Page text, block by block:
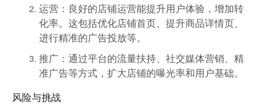
运营 ：良好的店铺运营能提升用户体验，增加转
化率。这包括优化店铺首页、提升商品详情页、
进行精准的广告投放等。
推广 ：通过平台的流量扶持、社交媒体营销、精
准广告等方式，扩大店铺的曝光率和用户基础。
风险与挑战